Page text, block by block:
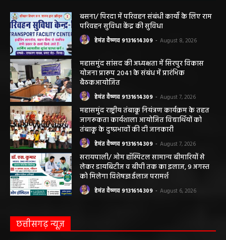
बसना/ पिरदा में परिवहन संबंधी कार्यों के लिए राम
परिवहन सुविधा केंद्र की सुविधा
हेमंत वैष्णव 9131614309 - August 8, 2026
महासमुंद सांसद की अध्यक्षता में सिरपुर विकास
योजना प्रारूप 2041 के संबंध में प्रारंभिक
बैठकआयोजित
हेमंत वैष्णव 9131614309 - August 7, 2026
महासमुंद राष्ट्रीय तंबाकू नियंत्रण कार्यक्रम के तहत
जागरूकता कार्यशाला आयोजित विद्यार्थियों को
तंबाकू के दुष्प्रभावों की दी जानकारी
हेमंत वैष्णव 9131614309 - August 7, 2026
सरायपाली/ ओम हॉस्पिटल सामान्य बीमारियों से
लेकर डायबिटीज व बीपी तक का इलाज, 9 अगस्त
को मिलेगा विशेषज्ञ ईलाज परामर्श
हेमंत वैष्णव 9131614309 - August 6, 2026
छत्तीसगढ़ न्यूज़